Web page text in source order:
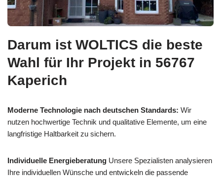
Darum ist WOLTICS die beste
Wahl für Ihr Projekt in 56767
Kaperich
Moderne Technologie nach deutschen Standards: Wir
nutzen hochwertige Technik und qualitative Elemente, um eine
langfristige Haltbarkeit zu sichern.
Individuelle Energieberatung Unsere Spezialisten analysieren
Ihre individuellen Wünsche und entwickeln die passende